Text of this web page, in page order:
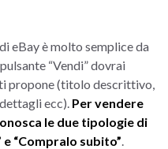
eBay è molto semplice da
“Vendi” dovrai
propone (titolo descrittivo,
ecc). Per vendere
le due tipologie di
“Compralo subito”